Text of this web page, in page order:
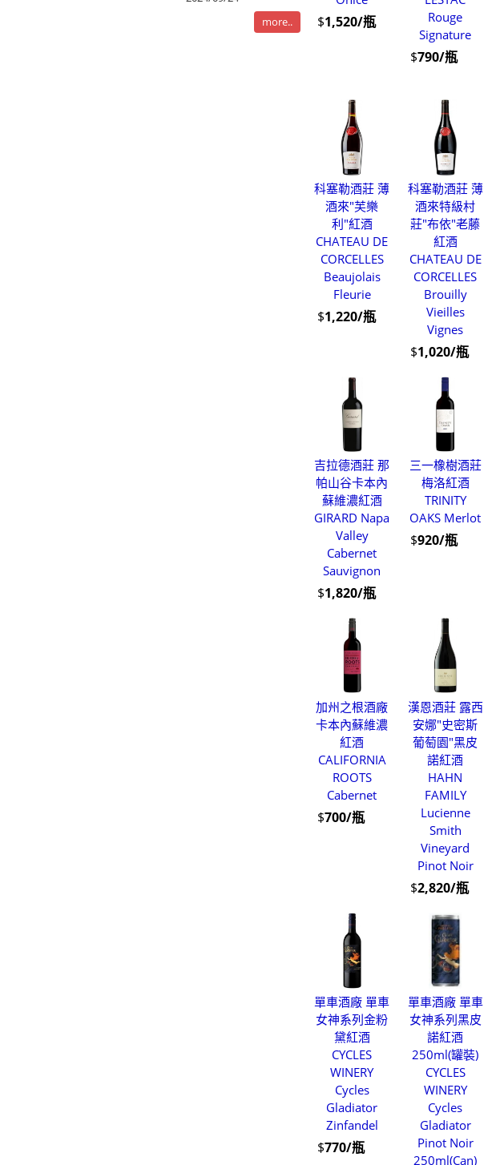
more..
$1,520/瓶
Rouge
Signature
$790/瓶
科塞勒酒莊 薄
酒來"芙樂
利"紅酒
CHATEAU DE
CORCELLES
Beaujolais
Fleurie
$1,220/瓶
科塞勒酒莊 薄
酒來特級村
莊"布依"老藤
紅酒
CHATEAU DE
CORCELLES
Brouilly
Vieilles
Vignes
$1,020/瓶
吉拉德酒莊 那
帕山谷卡本內
蘇維濃紅酒
GIRARD Napa
Valley
Cabernet
Sauvignon
$1,820/瓶
三一橡樹酒莊
梅洛紅酒
TRINITY
OAKS Merlot
$920/瓶
加州之根酒廠
卡本內蘇維濃
紅酒
CALIFORNIA
ROOTS
Cabernet
$700/瓶
漢恩酒莊 露西
安娜"史密斯
葡萄園"黑皮
諾紅酒
HAHN
FAMILY
Lucienne
Smith
Vineyard
Pinot Noir
$2,820/瓶
單車酒廠 單車
女神系列金粉
黛紅酒
CYCLES
WINERY
Cycles
Gladiator
Zinfandel
$770/瓶
單車酒廠 單車
女神系列黑皮
諾紅酒
250ml(罐裝)
CYCLES
WINERY
Cycles
Gladiator
Pinot Noir
250ml(Can)